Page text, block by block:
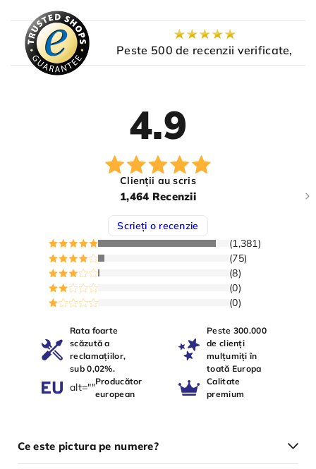
Peste 500 de recenzii verificate,
4.9
Clienții au scris
1,464 Recenzii
Scrieți o recenzie
(1,381)
(75)
(8)
(0)
(0)
Rata foarte
scăzută a
reclamațiilor,
sub 0,02%.
Peste 300.000
de clienți
mulțumiți în
toată Europa
alt=""Producător
european
Calitate
premium
Ce este pictura pe numere?